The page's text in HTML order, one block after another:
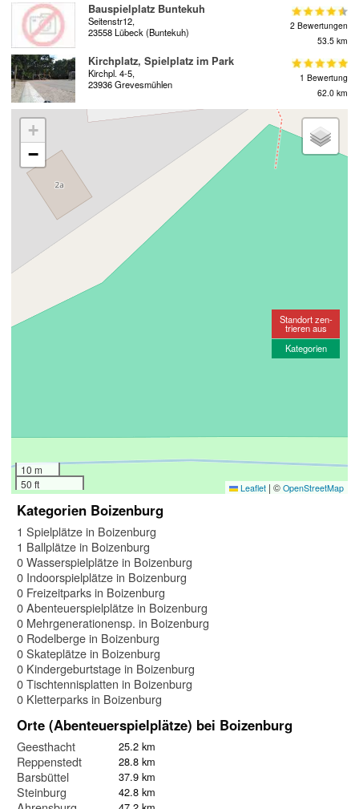
Bauspielplatz Buntekuh
Seitenstr12,
23558 Lübeck (Buntekuh)
2 Bewertungen
53.5 km
Kirchplatz, Spielplatz im Park
Kirchpl. 4-5,
23936 Grevesmühlen
1 Bewertung
62.0 km
+
−
10 m
50 ft
Leaflet | © OpenStreetMap
Standort zen-
trieren aus
Kategorien
Kategorien Boizenburg
1 Spielplätze in Boizenburg
1 Ballplätze in Boizenburg
0 Wasserspielplätze in Boizenburg
0 Indoorspielplätze in Boizenburg
0 Freizeitparks in Boizenburg
0 Abenteuerspielplätze in Boizenburg
0 Mehrgenerationensp. in Boizenburg
0 Rodelberge in Boizenburg
0 Skateplätze in Boizenburg
0 Kindergeburtstage in Boizenburg
0 Tischtennisplatten in Boizenburg
0 Kletterparks in Boizenburg
Orte (Abenteuerspielplätze) bei Boizenburg
Geesthacht 25.2 km
Reppenstedt 28.8 km
Barsbüttel 37.9 km
Steinburg 42.8 km